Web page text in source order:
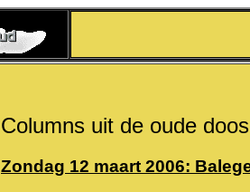
Columns uit de oude
Zondag 12 maart 2006: